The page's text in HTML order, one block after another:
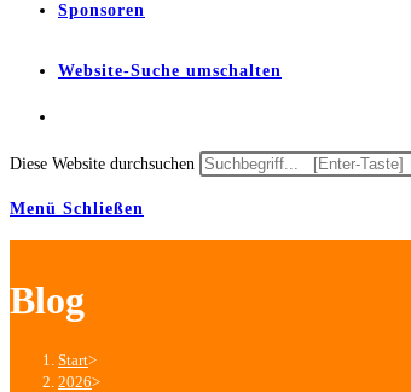
Sponsoren
Website-Suche umschalten
Diese Website durchsuchen
Menü Schließen
Blog
Start>
2026>